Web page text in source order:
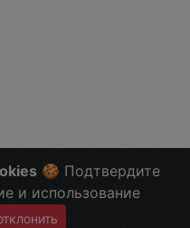
🍪 Подтвердите
и использование